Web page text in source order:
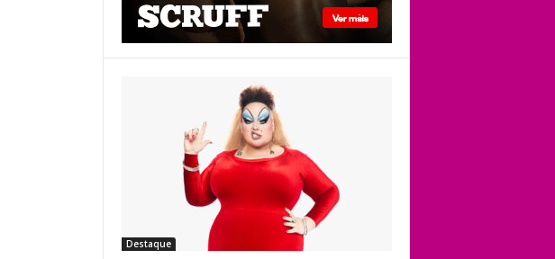
Kennedy Davenport
vida a Divine em
espetáculo Off-
Broadway que
estreia em Nova
York sobre a
trajetória da
lendária drag queen
Destaque